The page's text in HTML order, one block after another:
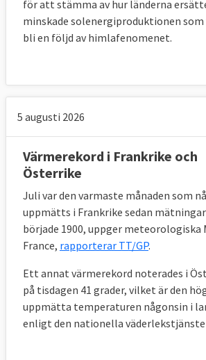
för att stämma av hur länderna
minskade solenergiproduktionen som
bli en följd av himlafenomenet.
5 augusti 2026
Värmerekord i Frankrike och
Österrike
Juli var den varmaste månaden som
uppmätts i Frankrike sedan
började 1900, uppger meteorologiska
France, rapporterar TT/GP.
Ett annat värmerekord noterades i
på tisdagen 41 grader, vilket är den
uppmätta temperaturen någonsin i
enligt den nationella